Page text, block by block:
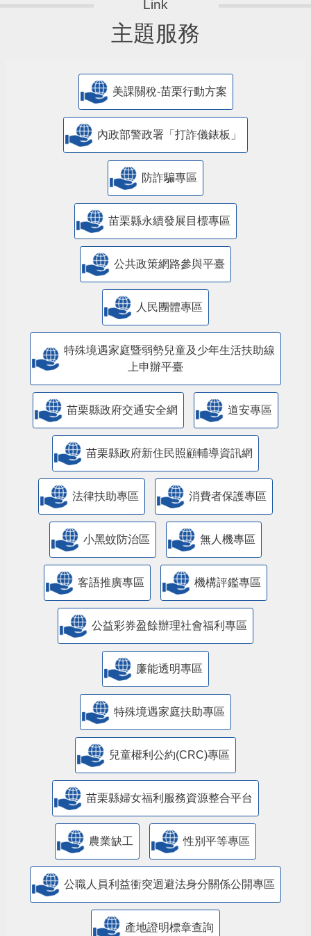
主題服務
美課關稅-苗栗行動方案
內政部警政署「打詐儀錶板」
防詐騙專區
苗栗縣永續發展目標專區
公共政策網路參與平臺
人民團體專區
特殊境遇家庭暨弱勢兒童及少年生活扶助線
上申辦平臺
苗栗縣政府交通安全網 道安專區
苗栗縣政府新住民照顧輔導資訊網
法律扶助專區 消費者保護專區
小黑蚊防治區 無人機專區
客語推廣專區 機構評鑑專區
公益彩券盈餘辦理社會福利專區
廉能透明專區
特殊境遇家庭扶助專區
兒童權利公約(CRC)專區
苗栗縣婦女福利服務資源整合平台
農業缺工 性別平等專區
公職人員利益衝突迴避法身分關係公開專區
產地證明標章查詢